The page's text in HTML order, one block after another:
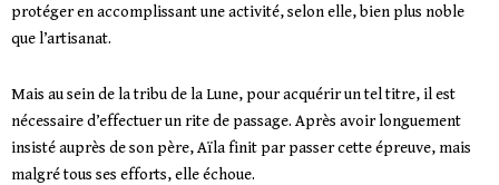
protéger en accomplissant une activité, selon elle, bien plus noble
que l’artisanat.
Mais au sein de la tribu de la Lune, pour acquérir un tel titre, il est
nécessaire d’effectuer un rite de passage. Après avoir longuement
insisté auprès de son père, Aïla finit par passer cette épreuve, mais
malgré tous ses efforts, elle échoue.